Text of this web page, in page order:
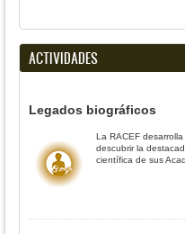
ACTIVIDADES
Legados biográficos
La RACEF
descubrir la
científica de sus